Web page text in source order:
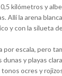
kilómetros y
Allí la arena
y con la silueta
por escala, pero
y playas
ocres y